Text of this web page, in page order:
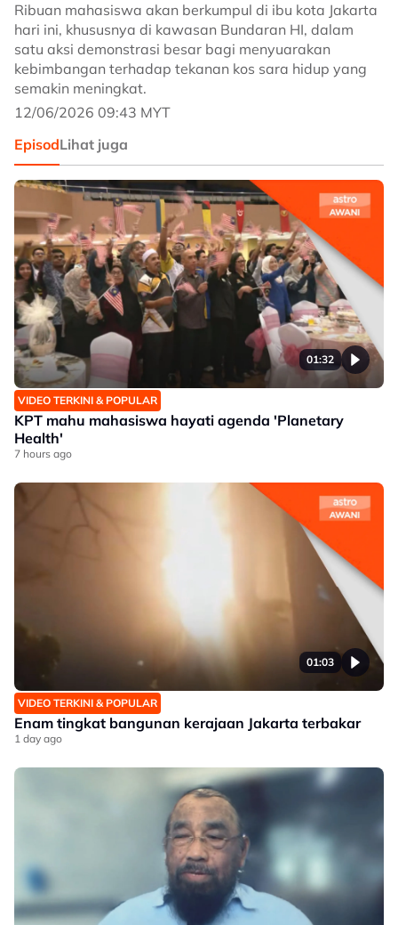
Ribuan mahasiswa akan berkumpul di ibu kota Jakarta
hari ini, khususnya di kawasan Bundaran HI, dalam
satu aksi demonstrasi besar bagi menyuarakan
kebimbangan terhadap tekanan kos sara hidup yang
semakin meningkat.
12/06/2026 09:43 MYT
EpisodLihat juga
01:32
VIDEO TERKINI & POPULAR
KPT mahu mahasiswa hayati agenda 'Planetary
Health'
7 hours ago
01:03
VIDEO TERKINI & POPULAR
Enam tingkat bangunan kerajaan Jakarta terbakar
1 day ago